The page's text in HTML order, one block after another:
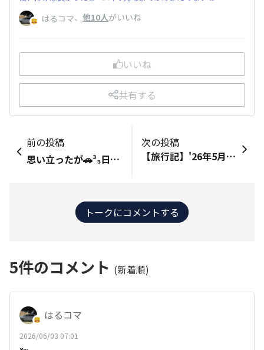
はるコマ、 他10人がいいね
いいね
共有する
前の投稿
思い立ったが🚗³₃日和！⑤ついに走った!《道志みち》 (・­­--・) 春の投稿企画に書き込んだ事を実行する為に 今日のドライブを計画したから 目的を果たしに行くよ 山中湖から 国道413号で相模原方面へ https://waigaya-base.honda.co.jp/chats/9mh7zwa2yszxdixj 🐢 ついに《道志みち》を走れる〜🤩🚗³₃ ここ、マイナスイオンを浴びながらワインディングも楽しめる良い道だね 途中にある ｢道の駅･どうし｣も寄ってみようよ (・­­--・) 地元の農産物やお土産を売ってるお店があるだけで 道の駅にしては小さい気がするなぁ ところで この道の駅の 二輪車のスペース広っ‼️ しかも、車用と はっきり分離されてる この道を走ってて何台もすれ違ったから バイク･ツーリングに人気あるのかなぁ 🐢 「道の駅･どうし」を出て少し走った所にあるお店で お昼ご飯食べて行こうよ😋 山梨といえば ｢ほうとう｣だよね 麺に歯ごたえがあるし､ボリュームもあるしで お腹いっぱい(〃´o｀)ﾌｩ… このお店、実はキャンプ場を経営してるみたい 道志みちは キャンプ場が多いね⛺️ 走ってると｢〇〇キャンプ場」の案内が次々出てくる (・­­--・) それだけ自然が豊かって事なんだろうね やたら薪も売ってるし😄 さあ、食べたら 出発するよ 山梨の湖の次は 神奈川の湖を見に行こう🚗³₃ そう言えば この《道志みち》 何故か 山中湖から走る方が断然空いてた 相模原市方面からは 時々車が連なってノロノロ状態になってた 率直な感想だけど 断然 山中湖側からの方が 楽しいと思ったよ 殆ど下りのワインディングになるからね お財布(燃費)にも優しいꉂꉂ😁
次の投稿
【旅行記】'26年5月：滋賀/琵琶湖・城巡り（湖北・湖東）①プロローグ 昨年の3月計画した、鈴鹿詣での道すがら企画の焼き直しです🙂鈴鹿詣での帰り道に、滋賀まで足を延ばす予定でしたが生憎の雨予報（だけなら未だしも…降雪予報まで）予約していたホテルも、直前でキャンセルしました💦 今回は仕切り直しの再チャレンジ、幸い天気も良さそうで鈴鹿詣での行き道に行くことに🙄ただ5月は奥さま参加の鈴鹿ミーティング、NSX-ATで行くことに（11月のS2000ミーティングなら、オープンで行けたのに…） タイミング良く、今年のNHK大河ドラマは「豊臣兄弟！」まさしく舞台は「北近江」滋賀・長浜豊臣秀吉・秀長兄弟ゆかりの地、大河ドラマ館にも行って来ます😄🧿
トークにコメントする
5件のコメント (新着順)
はるコマ
2026/06/03 07:01